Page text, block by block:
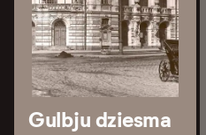
Gulbju dziesma